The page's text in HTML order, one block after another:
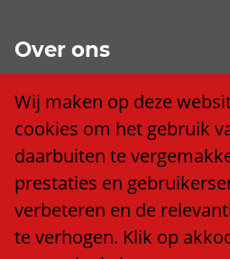
Over ons
Wij zijn Trend
Ons team
Klacht of compliment?
Algemene voorwaarden
Privacy policy
Cookieverklaring
Wij maken op deze
cookies om het gebruik
daarbuiten te
prestaties en
verbeteren en de
te verhogen. Klik op